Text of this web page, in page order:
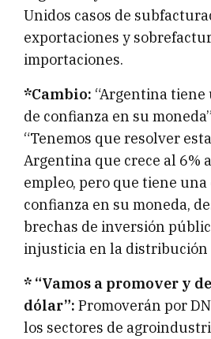
Unidos casos de
exportaciones y
importaciones.
*Cambio: “Argentina
de confianza en su moneda”
“Tenemos que resolver
Argentina que crece al 6%
empleo, pero que tiene
confianza en su moneda,
brechas de inversión
injusticia en la distribución
* “Vamos a promover y
dólar”: Promoverán por
los sectores de